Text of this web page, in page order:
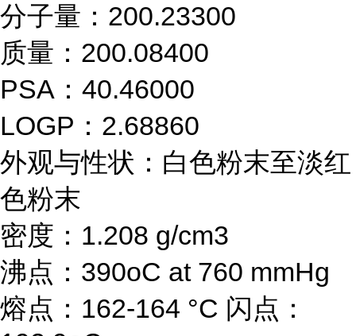
分子量：200.23300
质量：200.08400
PSA：40.46000
LOGP：2.68860
外观与性状：白色粉末至淡红
色粉末
密度：1.208 g/cm3
沸点：390oC at 760 mmHg
熔点：162-164 °C 闪点：